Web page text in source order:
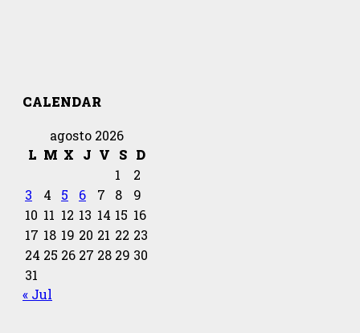
CALENDAR
agosto 2026
L M X J V S D
1
2
3
4 5 6 7 8
9
10 11 12 13 14 15 16
17 18 19 20 21 22 23
24 25 26 27 28 29 30
31
« Jul